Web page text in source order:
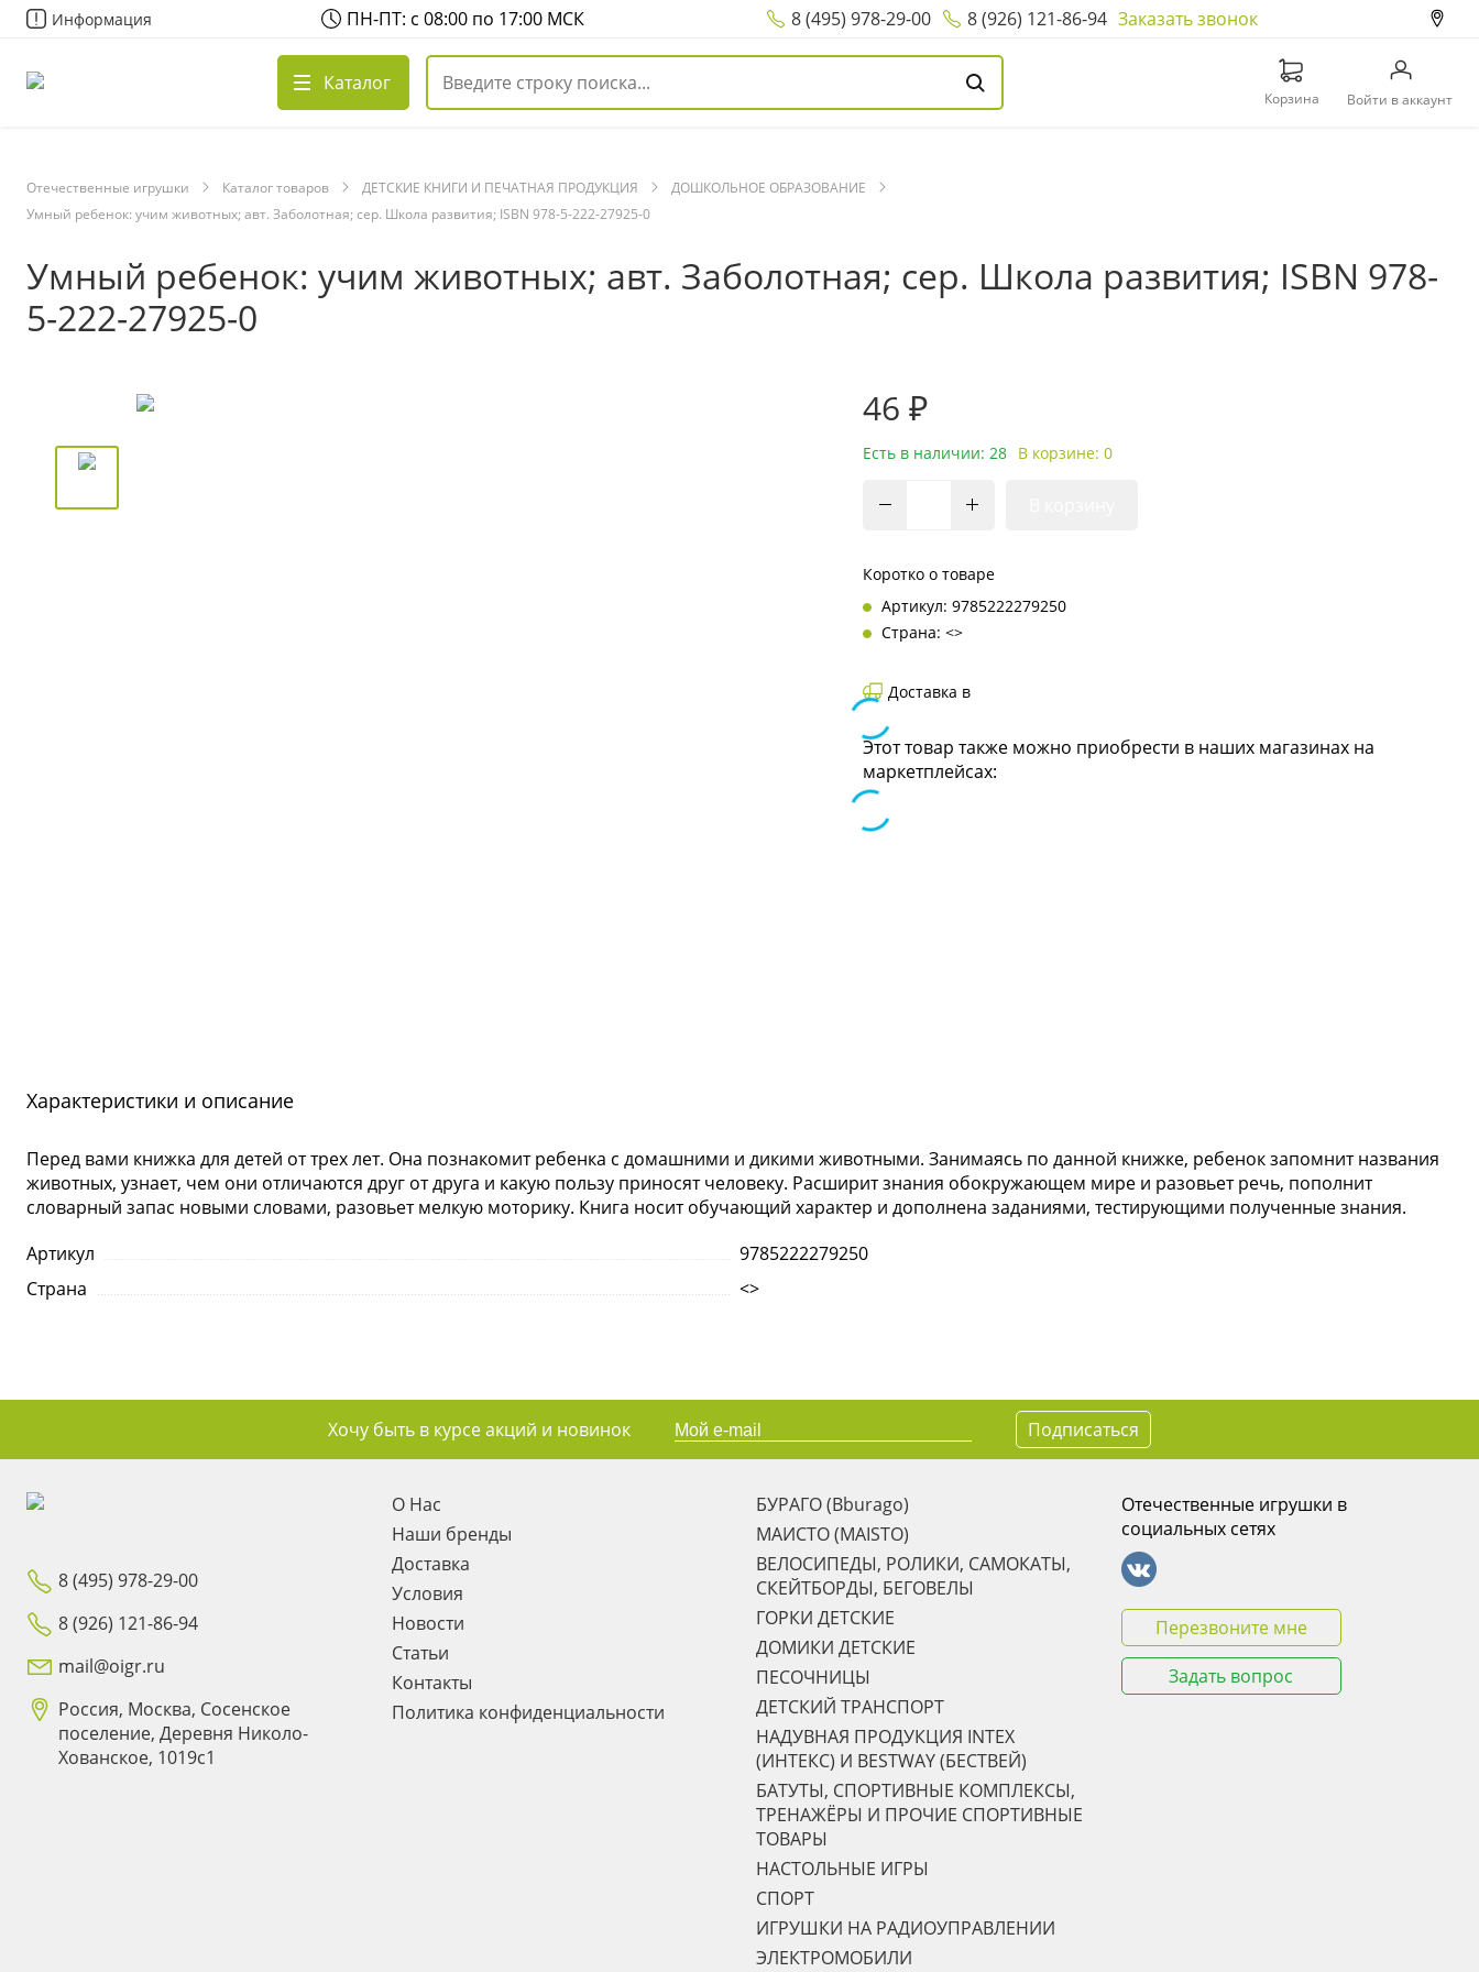
Информация ПН-ПТ: с 08:00 по 17:00 МСК 8 (495) 978-29-00 8 (926) 121-86-94 Заказать звонок
Каталог
Корзина Войти в аккаунт
Отечественные игрушки Каталог товаров ДЕТСКИЕ КНИГИ И ПЕЧАТНАЯ ПРОДУКЦИЯ
ДОШКОЛЬНОЕ ОБРАЗОВАНИЕ
Умный ребенок: учим животных; авт. Заболотная; сер. Школа развития; ISBN 978-5-222-27925-0
Умный ребенок: учим животных; авт. Заболотная; сер. Школа развития; ISBN 978-
5-222-27925-0
46 ₽
Есть в наличии: 28 В корзине: 0
Коротко о товаре
Артикул: 9785222279250
Страна: <>
Доставка в
Этот товар также можно приобрести в наших магазинах на
маркетплейсах:
Характеристики и описание
Перед вами книжка для детей от трех лет. Она познакомит ребенка с домашними и дикими животными. Занимаясь по данной книжке, ребенок запомнит названия
животных, узнает, чем они отличаются друг от друга и какую пользу приносят человеку. Расширит знания обокружающем мире и разовьет речь, пополнит
словарный запас новыми словами, разовьет мелкую моторику. Книга носит обучающий характер и дополнена заданиями, тестирующими полученные знания.
Артикул
9785222279250
Страна
<>
Хочу быть в курсе акций и новинок Подписаться
8 (495) 978-29-00
8 (926) 121-86-94
mail@oigr.ru
Россия, Москва, Сосенское
поселение, Деревня Николо-
Хованское, 1019с1
О Нас
Наши бренды
Доставка
Условия
Новости
Статьи
Контакты
Политика конфиденциальности
БУРАГО (Bburago)
МАИСТО (MAISTO)
ВЕЛОСИПЕДЫ, РОЛИКИ, САМОКАТЫ,
СКЕЙТБОРДЫ, БЕГОВЕЛЫ
ГОРКИ ДЕТСКИЕ
ДОМИКИ ДЕТСКИЕ
ПЕСОЧНИЦЫ
ДЕТСКИЙ ТРАНСПОРТ
НАДУВНАЯ ПРОДУКЦИЯ INTEX
(ИНТЕКС) И BESTWAY (БЕСТВЕЙ)
БАТУТЫ, СПОРТИВНЫЕ КОМПЛЕКСЫ,
ТРЕНАЖЁРЫ И ПРОЧИЕ СПОРТИВНЫЕ
ТОВАРЫ
НАСТОЛЬНЫЕ ИГРЫ
СПОРТ
ИГРУШКИ НА РАДИОУПРАВЛЕНИИ
ЭЛЕКТРОМОБИЛИ
Отечественные игрушки в
социальных сетях
Перезвоните мне
Задать вопрос